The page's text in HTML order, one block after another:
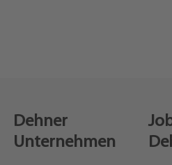
Dehner
Unternehmen